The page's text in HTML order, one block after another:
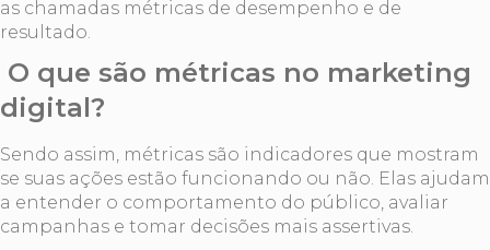
as chamadas métricas de desempenho e de
resultado.
O que são métricas no marketing
digital?
Sendo assim, métricas são indicadores que mostram
se suas ações estão funcionando ou não. Elas ajudam
a entender o comportamento do público, avaliar
campanhas e tomar decisões mais assertivas.